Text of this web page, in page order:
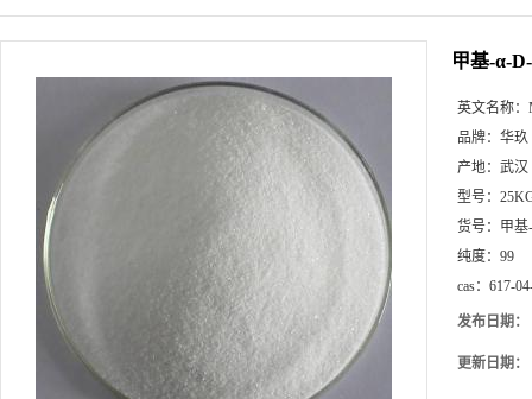
甲基-α-
英文名称：
品牌： 华玖
产地： 武汉
型号：
货号： 甲
纯度： 99
cas： 617-
发布日期：
更新日期：